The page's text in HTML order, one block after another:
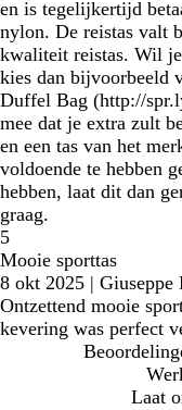
en is tegelijkertijd
nylon. De reistas valt
kwaliteit reistas. Wil
kies dan bijvoorbeeld
Duffel Bag (http://
mee dat je extra zult
en een tas van het
voldoende te hebben
hebben, laat dit dan
graag.
5
Mooie sporttas
8 okt 2025 | Giuseppe
Ontzettend mooie
kevering was perfect
Laat